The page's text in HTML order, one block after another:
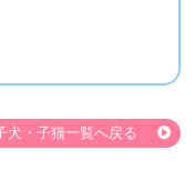
犬・子猫一覧へ戻る